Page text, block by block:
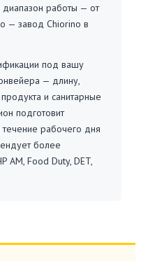
работы — от
— завод Chiorino в
под вашу
— длину,
и санитарные
подготовит
рабочего дня
более
AM, Food Duty, DET,